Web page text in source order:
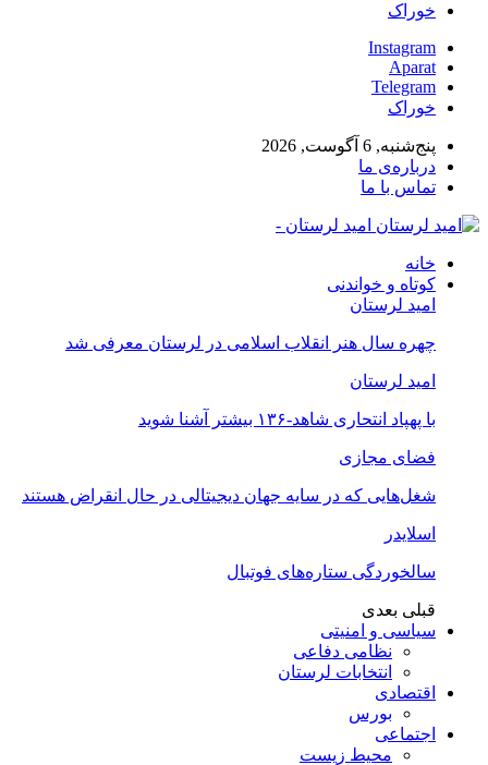
خوراک
Instagram
Aparat
Telegram
خوراک
پنج‌شنبه, 6 آگوست, 2026
درباره‌ی ما
تماس با ما
امید لرستان -
خانه
کوتاه و خواندنی
امید لرستان
چهره سال هنر انقلاب اسلامی در لرستان معرفی شد
امید لرستان
با پهپاد انتحاری شاهد-۱۳۶ بیشتر آشنا شوید
فضای مجازی
شغل‌‌هایی که در سایه جهان دیجیتالی در حال انقراض هستند
اسلایدر
سالخوردگی ستاره‌های فوتبال
قبلی بعدی
سیاسی و امنیتی
نظامی دفاعی
انتخابات لرستان
اقتصادی
بورس
اجتماعی
محیط زیست